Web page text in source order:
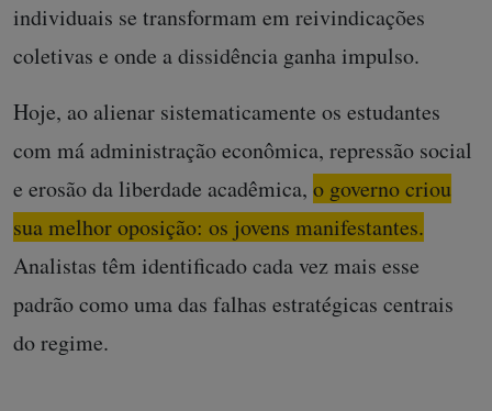
individuais se transformam em reivindicações
coletivas e onde a dissidência ganha impulso.
Hoje, ao alienar sistematicamente os estudantes
com má administração econômica, repressão social
e erosão da liberdade acadêmica, o governo criou
sua melhor oposição: os jovens manifestantes.
Analistas têm identificado cada vez mais esse
padrão como uma das falhas estratégicas centrais
do regime.